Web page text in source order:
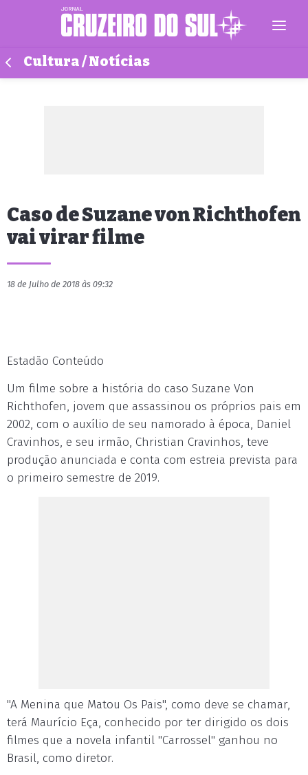
Cultura / Notícias
Caso de Suzane von Richthofen
vai virar filme
18 de Julho de 2018 às 09:32
Estadão Conteúdo
Um filme sobre a história do caso Suzane Von
Richthofen, jovem que assassinou os próprios pais em
2002, com o auxílio de seu namorado à época, Daniel
Cravinhos, e seu irmão, Christian Cravinhos, teve
produção anunciada e conta com estreia prevista para
o primeiro semestre de 2019.
"A Menina que Matou Os Pais", como deve se chamar,
terá Maurício Eça, conhecido por ter dirigido os dois
filmes que a novela infantil "Carrossel" ganhou no
Brasil, como diretor.